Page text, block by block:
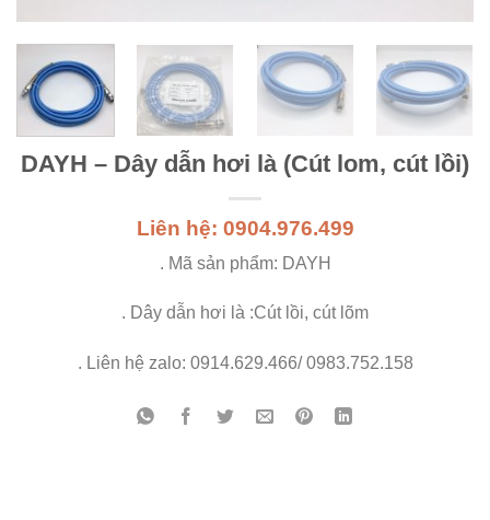
DAYH – Dây dẫn hơi là (Cút lom, cút lồi)
Liên hệ: 0904.976.499
. Mã sản phẩm: DAYH
. Dây dẫn hơi là :Cút lồi, cút lõm
. Liên hệ zalo: 0914.629.466/ 0983.752.158